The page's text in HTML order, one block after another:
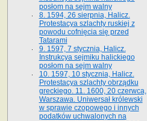
posłom na sejm walny
8. 1594, 26 sierpnia, Halicz.
Protestacya szlachty ruskiej z
powodu cofnięcia się przed
Tatarami
9. 1597, 7 stycznia, Halicz.
Instrukcya sejmiku halickiego
posłom na sejm walny
10. 1597, 10 stycznia, Halicz.
Protestacya szlachty obrządku
greckiego. 11. 1600, 20 czerwca,
Warszawa. Uniwersał królewski
w sprawie czopowego i innych
podatków uchwalonych na